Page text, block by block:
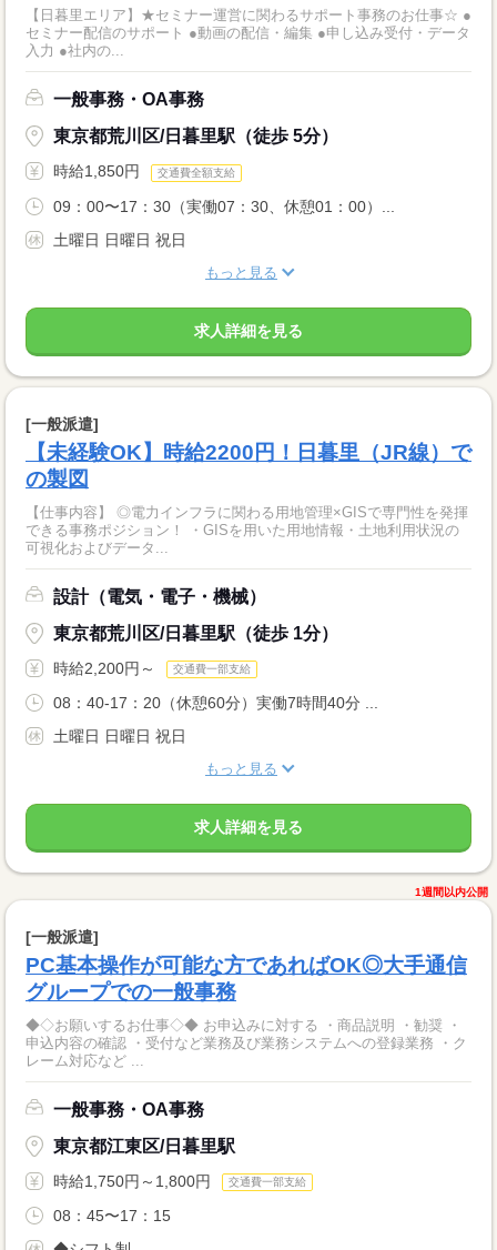
【日暮里エリア】★セミナー運営に関わるサポート事務のお仕事☆ ●
セミナー配信のサポート ●動画の配信・編集 ●申し込み受付・データ
入力 ●社内の...
一般事務・OA事務
東京都荒川区/日暮里駅（徒歩 5分）
時給1,850円 交通費全額支給
09：00〜17：30（実働07：30、休憩01：00）...
土曜日 日曜日 祝日
もっと見る
求人詳細を見る
[一般派遣]
【未経験OK】時給2200円！日暮里（JR線）で
の製図
【仕事内容】 ◎電力インフラに関わる用地管理×GISで専門性を発揮
できる事務ポジション！ ・GISを用いた用地情報・土地利用状況の
可視化およびデータ...
設計（電気・電子・機械）
東京都荒川区/日暮里駅（徒歩 1分）
時給2,200円～ 交通費一部支給
08：40-17：20（休憩60分）実働7時間40分 ...
土曜日 日曜日 祝日
もっと見る
求人詳細を見る
1週間以内公開
[一般派遣]
PC基本操作が可能な方であればOK◎大手通信
グループでの一般事務
◆◇お願いするお仕事◇◆ お申込みに対する ・商品説明 ・勧奨 ・
申込内容の確認 ・受付など業務及び業務システムへの登録業務 ・ク
レーム対応など ...
一般事務・OA事務
東京都江東区/日暮里駅
時給1,750円～1,800円 交通費一部支給
08：45〜17：15